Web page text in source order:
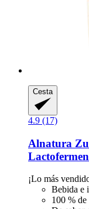
Cesta
4.9 (17)
Alnatura
¡Lo más
Bebida e
100 %